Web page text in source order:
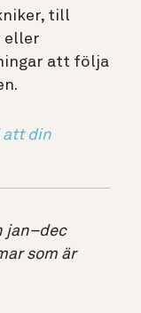
till
eller
att följa
att din
jan–dec
som är